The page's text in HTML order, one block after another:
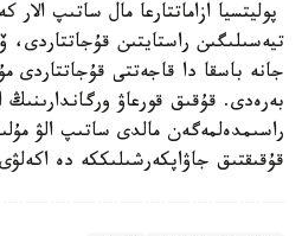
پوليتسيا ازاماتتارعا مال ساتىپ
تيەسىلىگىن راستايتىن قۇجاتتاردى،
جانە باسقا دا قاجەتتى
بەرەدى. قۇقىق قورعاۋ ورگاندارىنىڭ
راسىمدەلمەگەن مالدى ساتىپ الۋ
قۇقىقتىق جاۋاپكەرشىلىككە دە